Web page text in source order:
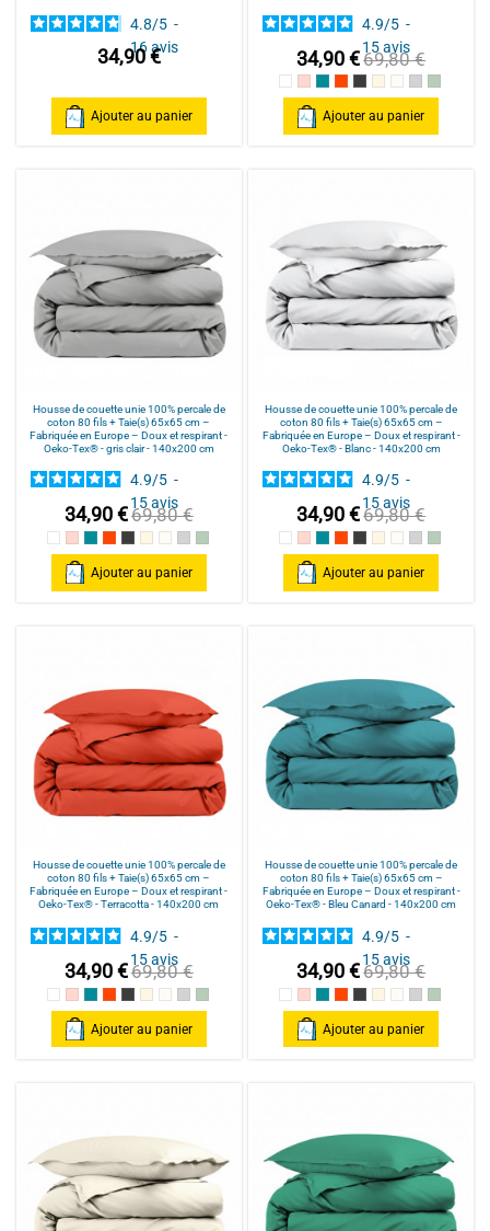
4.8/5 -
16avis
34,90 €
Ajouter au panier
4.9/5 -
15avis
34,90 €69,80 €
BlancRose poudré / Light pink
Bleu Canard
Terracotta
Anthracite
MasticNaturel
gris clair
celadon
Ajouter au panier
Housse de couette unie 100% percale de
coton 80 fils + Taie(s) 65x65 cm –
Fabriquée en Europe – Doux et respirant -
Oeko-Tex® - gris clair - 140x200 cm
4.9/5 -
15avis
34,90 €69,80 €
BlancRose poudré / Light pink
Bleu Canard
Terracotta
Anthracite
MasticNaturel
gris clair
celadon
Ajouter au panier
Housse de couette unie 100% percale de
coton 80 fils + Taie(s) 65x65 cm –
Fabriquée en Europe – Doux et respirant -
Oeko-Tex® - Blanc - 140x200 cm
4.9/5 -
15avis
34,90 €69,80 €
BlancRose poudré / Light pink
Bleu Canard
Terracotta
Anthracite
MasticNaturel
gris clair
celadon
Ajouter au panier
Housse de couette unie 100% percale de
coton 80 fils + Taie(s) 65x65 cm –
Fabriquée en Europe – Doux et respirant -
Oeko-Tex® - Terracotta - 140x200 cm
4.9/5 -
15avis
34,90 €69,80 €
BlancRose poudré / Light pink
Bleu Canard
Terracotta
Anthracite
MasticNaturel
gris clair
celadon
Ajouter au panier
Housse de couette unie 100% percale de
coton 80 fils + Taie(s) 65x65 cm –
Fabriquée en Europe – Doux et respirant -
Oeko-Tex® - Bleu Canard - 140x200 cm
4.9/5 -
15avis
34,90 €69,80 €
BlancRose poudré / Light pink
Bleu Canard
Terracotta
Anthracite
MasticNaturel
gris clair
celadon
Ajouter au panier